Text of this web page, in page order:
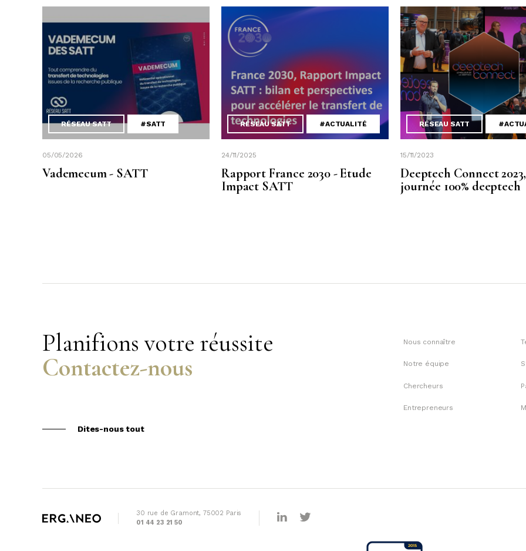
RÉSEAU SATT #SATT
05/05/2026
Vademecum - SATT
RÉSEAU SATT #ACTUALITÉ
24/11/2025
Rapport France 2030 - Etude
Impact SATT
RÉSEAU SATT
15/11/2023
Deeptech Connect
journée 100% deeptech
Planifions votre réussite
Contactez-nous
Dites-nous tout
Nous connaître
Notre équipe
Chercheurs
Entrepreneurs
30 rue de Gramont, 75002 Paris
01 44 23 21 50